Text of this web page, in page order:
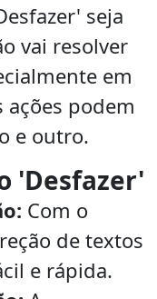
seja
vai resolver
em
podem
e outro.
'Desfazer'
Com o
de textos
e rápida.